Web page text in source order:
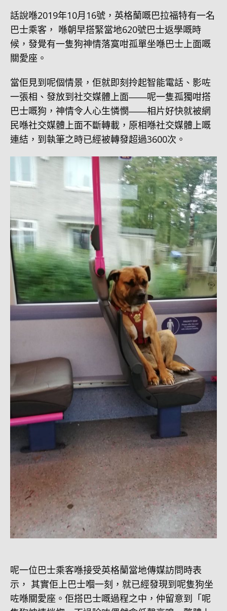
話說喺2019年10月16號，英格蘭嘅巴拉福特有一名
巴士乘客， 喺朝早搭緊當地620號巴士返學嘅時
候，發覺有一隻狗神情落寞咁孤單坐喺巴士上面嘅
關愛座。
當佢見到呢個情景，佢就即刻拎起智能電話、影咗
一張相、發放到社交媒體上面――呢一隻孤獨咁搭
巴士嘅狗，神情令人心生憐憫――相片好快就被網
民喺社交媒體上面不斷轉載，原相喺社交媒體上嘅
連結，到執筆之時已經被轉發超過3600次。
呢一位巴士乘客喺接受英格蘭當地傳媒訪問時表
示， 其實佢上巴士嗰一刻，就已經發現到呢隻狗坐
咗喺關愛座。佢搭巴士嘅過程之中，仲留意到「呢